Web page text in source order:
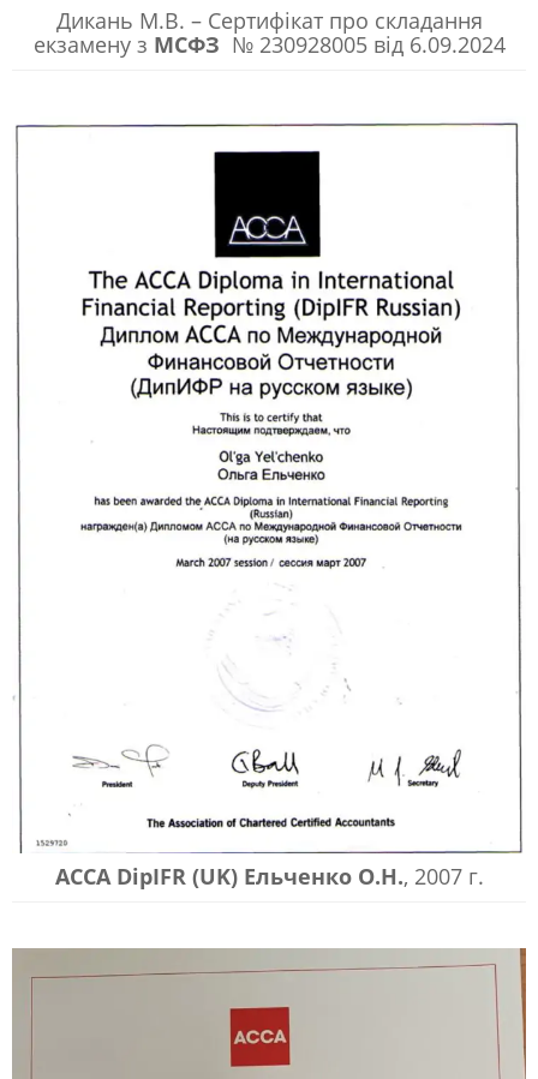
Дикань М.В. – Сертифікат про складання
екзамену з МСФЗ № 230928005 від 6.09.2024
АССА DipIFR (UK) Ельченко О.Н., 2007 г.